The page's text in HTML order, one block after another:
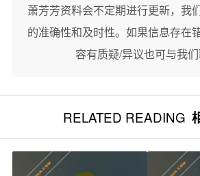
萧芳芳资料会不定期进行更新，我
的准确性和及时性。如果信息存在
容有质疑/异议也可与我们
RELATED READING